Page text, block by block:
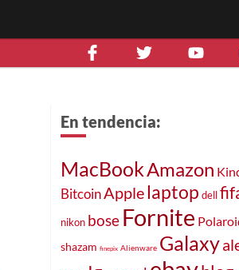
En tendencia:
MacBookAmazon
BitcoinApplelaptop dell
nikon bose Fornite
shazam finepix Alienware Galaxy